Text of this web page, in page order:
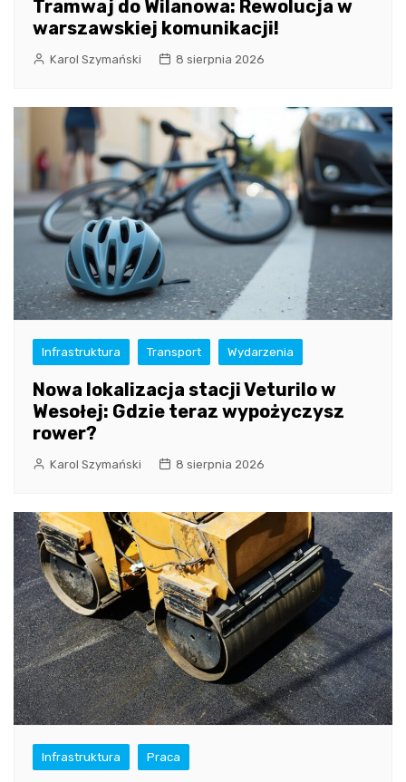
Tramwaj do Wilanowa: Rewolucja w
warszawskiej komunikacji!
Karol Szymański 8 sierpnia 2026
Infrastruktura Transport Wydarzenia
Nowa lokalizacja stacji Veturilo w
Wesołej: Gdzie teraz wypożyczysz
rower?
Karol Szymański 8 sierpnia 2026
Infrastruktura Praca